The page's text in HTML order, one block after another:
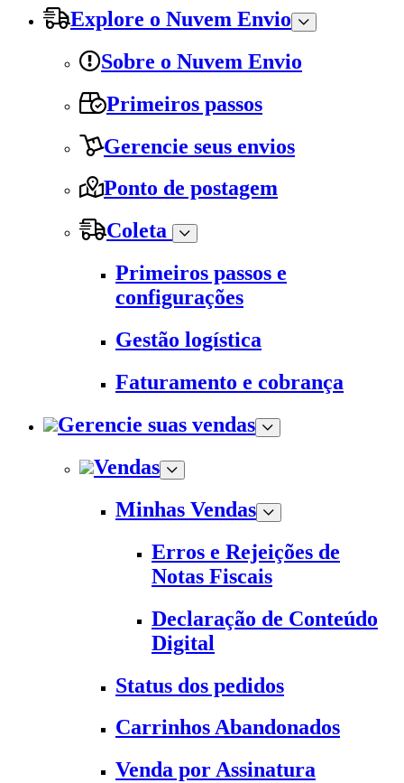
Explore o Nuvem Envio
Sobre o Nuvem Envio
Primeiros passos
Gerencie seus envios
Ponto de postagem
Coleta
Primeiros passos e
configurações
Gestão logística
Faturamento e cobrança
Gerencie suas vendas
Vendas
Minhas Vendas
Erros e Rejeições de
Notas Fiscais
Declaração de Conteúdo
Digital
Status dos pedidos
Carrinhos Abandonados
Venda por Assinatura